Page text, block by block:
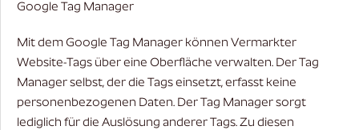
Google Tag Manager
Mit dem Google Tag Manager können Vermarkter
Website-Tags über eine Oberfläche verwalten. Der Tag
Manager selbst, der die Tags einsetzt, erfasst keine
personenbezogenen Daten. Der Tag Manager sorgt
lediglich für die Auslösung anderer Tags. Zu diesen